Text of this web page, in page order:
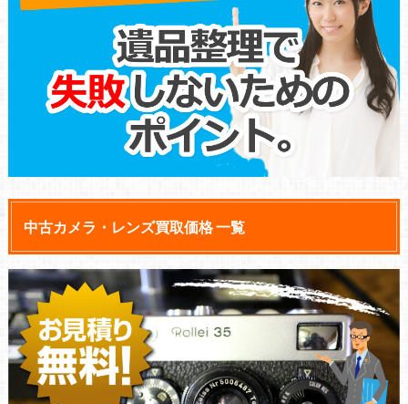
中古カメラ・レンズ買取価格 一覧